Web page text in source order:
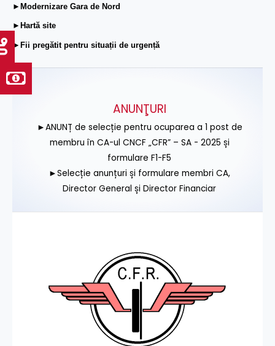
►Modernizare Gara de Nord
►Hartă site
►Fii pregătit pentru situații de urgență
ANUNŢURI
►ANUNȚ de selecție pentru ocuparea a 1 post de
membru în CA-ul CNCF „CFR” – SA - 2025 și
formulare F1-F5
►Selecție anunțuri și formulare membri CA,
Director General și Director Financiar